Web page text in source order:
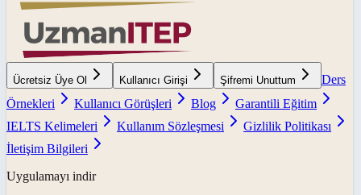
Ücretsiz Üye Ol Kullanıcı Girişi Şifremi Unuttum
Ders
Örnekleri
Kullanıcı Görüşleri Blog
Garantili Eğitim
IELTS Kelimeleri
Kullanım Sözleşmesi
Gizlilik Politikası
İletişim Bilgileri
Uygulamayı indir